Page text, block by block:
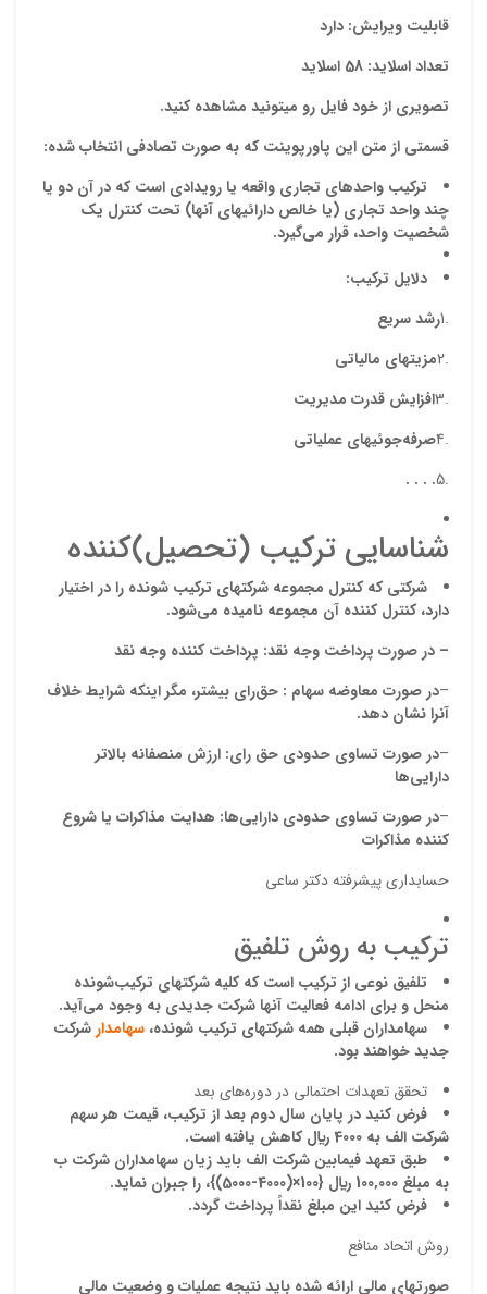
قابلیت ویرایش: دارد
تعداد اسلاید: 58 اسلاید
تصویری از خود فایل رو میتونید مشاهده کنید.
قسمتی از متن این پاورپوینت که به صورت تصادفی انتخاب شده:
تركيب واحدهاي تجاري واقعه يا رويدادي است كه در آن دو يا
چند واحد تجاري (يا خالص دارائيهاي آنها) تحت كنترل يك
شخصيت واحد، قرار مي‌گيرد.
دلايل تركيب:
.1 رشد سريع
.2 مزيتهاي مالياتی
.3 افزايش قدرت مديريت
.4 صرفه‌جوئيهاي عملياتي
.5
. . . .
شناسايي تركيب‌ (تحصيل)كننده
شركتي كه كنترل مجموعه شركتهاي تركيب شونده را در اختيار
دارد،كنترل كننده آن مجموعه ناميده مي‌شود.
– در صورت پرداخت وجه نقد: پرداخت كننده وجه نقد
–در صورت معاوضه سهام : حق‌راي بيشتر، مگر اينكه شرايط خلاف
آنرا نشان دهد.
–در صورت تساوی حدودی حق رای: ارزش منصفانه بالاتر
دارایی‌ها
–در صورت تساوی حدودی دارایی‌ها: هدایت مذاکرات یا شروع
کننده مذاکرات
حسابداری پیشرفته دکتر ساعی
ترکيب به روش تلفيق
تلفيق نوعي از تركيب است كه كليه شركتهاي تركيب‌شونده
منحل و براي ادامه فعاليت آنها شركت جديدي به وجود مي‌آيد.
سهامداران قبلي همه شركتهاي تركيب شونده، سهامدار شركت
جديد خواهند بود.
تحقق تعهدات احتمالي در دوره‌هاي بعد
فرض کنيددر پايان سال دوم بعد از تركيب، قيمت هر سهم
شركت الف به 40 00 ريال كاهش يافته است
.
طبق تعهد فيمابين شركت الف بايد زيان سهامداران شركت ب
به مبلغ 000
‚
100 ريال {100×(40
00-50
00)}، را جبران نمايد.
فرض كنيد اين مبلغ نقداً پرداخت گردد.
روش اتحاد منافع
صورتهاي مالي ارائه شده بايد نتيجه عمليات و وضعيت مالي